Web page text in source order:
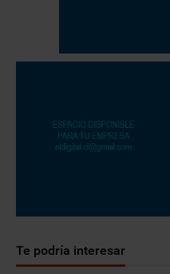
Te podría interesar